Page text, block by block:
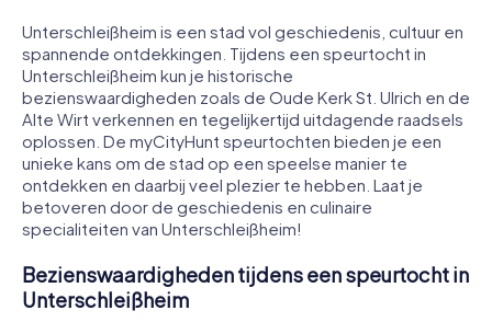
Unterschleißheim is een stad vol geschiedenis, cultuur en
spannende ontdekkingen. Tijdens een speurtocht in
Unterschleißheim kun je historische
bezienswaardigheden zoals de Oude Kerk St. Ulrich en de
Alte Wirt verkennen en tegelijkertijd uitdagende raadsels
oplossen. De myCityHunt speurtochten bieden je een
unieke kans om de stad op een speelse manier te
ontdekken en daarbij veel plezier te hebben. Laat je
betoveren door de geschiedenis en culinaire
specialiteiten van Unterschleißheim!
Bezienswaardigheden tijdens een speurtocht in
Unterschleißheim